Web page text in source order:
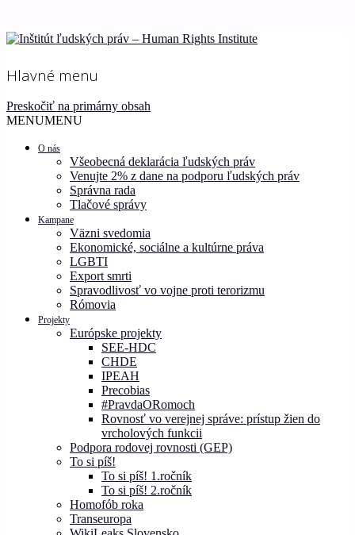
Inštitút ľudských práv –
Human Rights Institute
Hlavné menu
Preskočiť na primárny obsah
MENUMENU
O nás
Všeobecná deklarácia ľudských práv
Venujte 2% z dane na podporu ľudských práv
Správna rada
Tlačové správy
Kampane
Väzni svedomia
Ekonomické, sociálne a kultúrne práva
LGBTI
Export smrti
Spravodlivosť vo vojne proti terorizmu
Rómovia
Projekty
Európske projekty
SEE-HDC
CHDE
IPEAH
Precobias
#PravdaORomoch
Rovnosť vo verejnej správe: prístup žien do
vrcholových funkcii
Podpora rodovej rovnosti (GEP)
To si píš!
To si píš! 1.ročník
To si píš! 2.ročník
Homofób roka
Transeuropa